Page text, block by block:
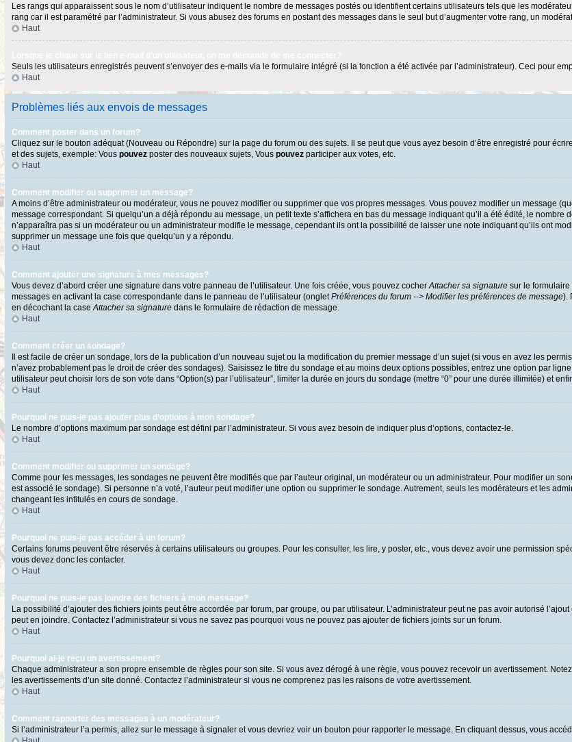
Les rangs qui apparaissent sous le nom d’utilisateur indiquent le nombre de messages postés ou identifient certains utilisateurs tels que les
rang car il est paramétré par l’administrateur. Si vous abusez des forums en postant des messages dans le seul but d’augmenter votre rang, un
Haut
Seuls les utilisateurs enregistrés peuvent s’envoyer des e-mails via le formulaire intégré (si la fonction a été activée par l’administrateur). Ceci pour
Haut
Problèmes liés aux envois de messages
Comment poster dans un forum?
Cliquez sur le bouton adéquat (Nouveau ou Répondre) sur la page du forum ou des sujets. Il se peut que vous ayez besoin d’être enregistré pour
et des sujets, exemple: Vous pouvez poster des nouveaux sujets, Vous pouvez participer aux votes, etc.
Haut
Comment modifier ou supprimer un message?
A moins d’être administrateur ou modérateur, vous ne pouvez modifier ou supprimer que vos propres messages. Vous pouvez modifier un message
message correspondant. Si quelqu’un a déjà répondu au message, un petit texte s’affichera en bas du message indiquant qu’il a été édité, le
n’apparaîtra pas si un modérateur ou un administrateur modifie le message, cependant ils ont la possibilité de laisser une note indiquant qu’ils ont
supprimer un message une fois que quelqu’un y a répondu.
Haut
Comment ajouter une signature à mes messages?
Vous devez d’abord créer une signature dans votre panneau de l’utilisateur. Une fois créée, vous pouvez cocher Attacher sa signature sur le
messages en activant la case correspondante dans le panneau de l’utilisateur (ongletPréférences du forum --> Modifier les préférences de message).
en décochant la case Attacher sa signature dans le formulaire de rédaction de message.
Haut
Comment créer un sondage?
Il est facile de créer un sondage, lors de la publication d’un nouveau sujet ou la modification du premier message d’un sujet (si vous en avez les
n’avez probablement pas le droit de créer des sondages). Saisissez le titre du sondage et au moins deux options possibles, entrez une option par
utilisateur peut choisir lors de son vote dans “Option(s) par l’utilisateur”, limiter la durée en jours du sondage (mettre “0” pour une durée illimitée) et
Haut
Pourquoi ne puis-je pas ajouter plus d’options à mon sondage?
Le nombre d’options maximum par sondage est défini par l’administrateur. Si vous avez besoin de indiquer plus d’options, contactez-le.
Haut
Comment modifier ou supprimer un sondage?
Comme pour les messages, les sondages ne peuvent être modifiés que par l’auteur original, un modérateur ou un administrateur. Pour modifier un
est associé le sondage). Si personne n’a voté, l’auteur peut modifier une option ou supprimer le sondage. Autrement, seuls les modérateurs et les
changeant les intitulés en cours de sondage.
Haut
Pourquoi ne puis-je pas accéder à un forum?
Certains forums peuvent être réservés à certains utilisateurs ou groupes. Pour les consulter, les lire, y poster, etc., vous devez avoir une permission
vous devez donc les contacter.
Haut
Pourquoi ne puis-je pas joindre des fichiers à mon message?
La possibilité d’ajouter des fichiers joints peut être accordée par forum, par groupe, ou par utilisateur. L’administrateur peut ne pas avoir autorisé
peut en joindre. Contactez l’administrateur si vous ne savez pas pourquoi vous ne pouvez pas ajouter de fichiers joints sur un forum.
Haut
Pourquoi ai-je reçu un avertissement?
Chaque administrateur a son propre ensemble de règles pour son site. Si vous avez dérogé à une règle, vous pouvez recevoir un avertissement.
les avertissements d’un site donné. Contactez l’administrateur si vous ne comprenez pas les raisons de votre avertissement.
Haut
Comment rapporter des messages à un modérateur?
Si l’administrateur l’a permis, allez sur le message à signaler et vous devriez voir un bouton pour rapporter le message. En cliquant dessus, vous